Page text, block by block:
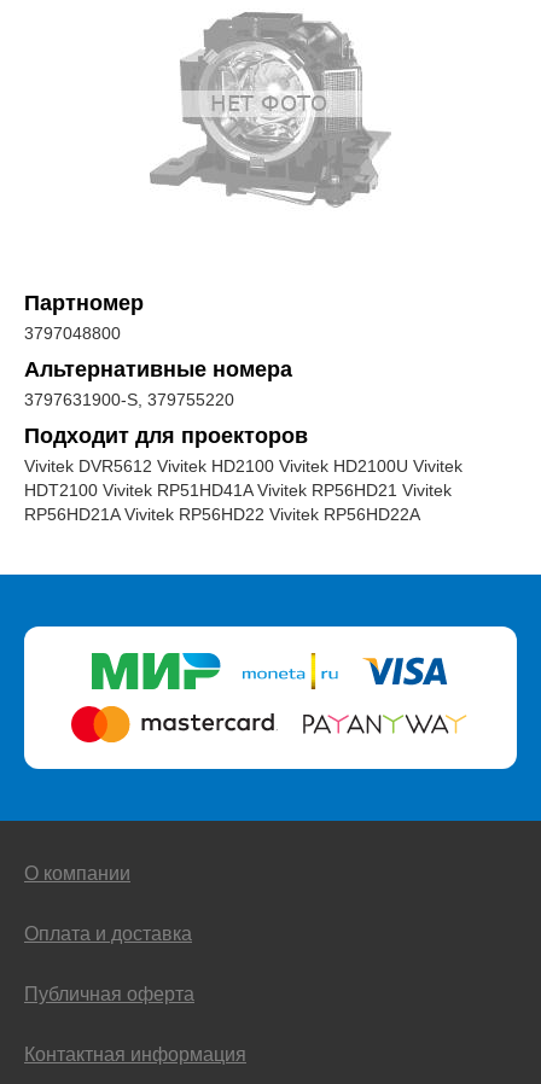
Партномер
3797048800
Альтернативные номера
3797631900-S, 379755220
Подходит для проекторов
Vivitek DVR5612 Vivitek HD2100 Vivitek HD2100U Vivitek
HDT2100 Vivitek RP51HD41A Vivitek RP56HD21 Vivitek
RP56HD21A Vivitek RP56HD22 Vivitek RP56HD22A
О компании
Оплата и доставка
Публичная оферта
Контактная информация